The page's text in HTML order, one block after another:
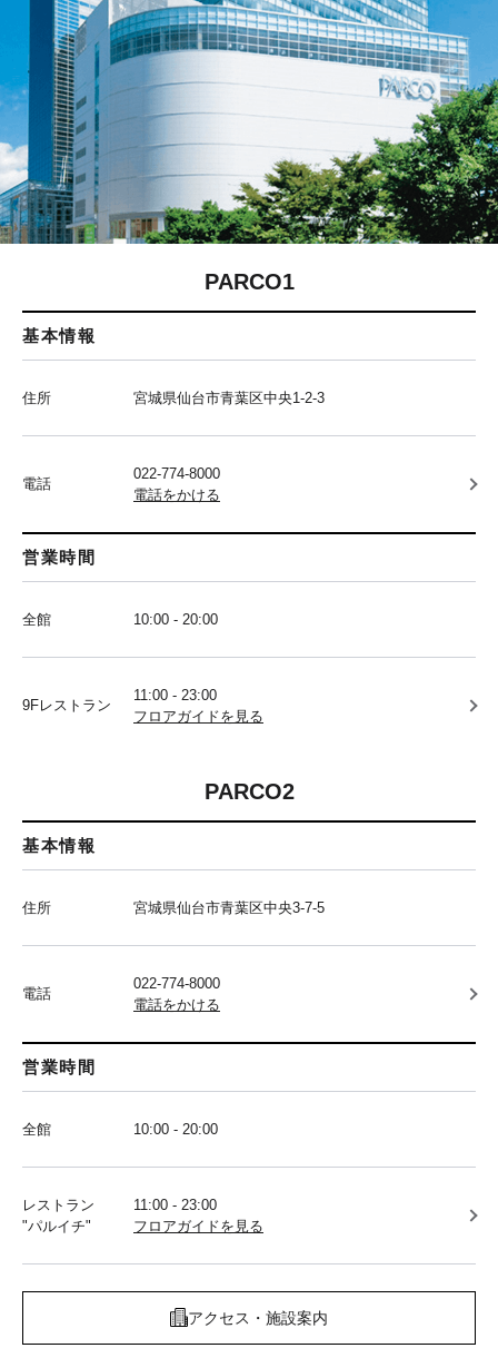
PARCO1
基本情報
住所 宮城県仙台市青葉区中央1-2-3
電話
022-774-8000
電話をかける
営業時間
全館 10:00 - 20:00
9Fレストラン
11:00 - 23:00
フロアガイドを見る
PARCO2
基本情報
住所 宮城県仙台市青葉区中央3-7-5
電話
022-774-8000
電話をかける
営業時間
全館 10:00 - 20:00
レストラン
"パルイチ"
11:00 - 23:00
フロアガイドを見る
アクセス・施設案内